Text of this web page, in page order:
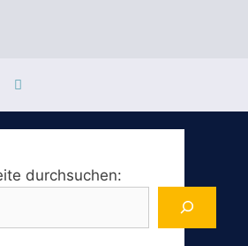
durchsuchen: